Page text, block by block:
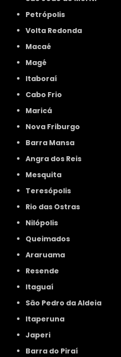
Petrópolis
Volta Redonda
Macaé
Magé
Itaboraí
Cabo Frio
Maricá
Nova Friburgo
Barra Mansa
Angra dos Reis
Mesquita
Teresópolis
Rio das Ostras
Nilópolis
Queimados
Araruama
Resende
Itaguaí
São Pedro da Aldeia
Itaperuna
Japeri
Barra do Piraí